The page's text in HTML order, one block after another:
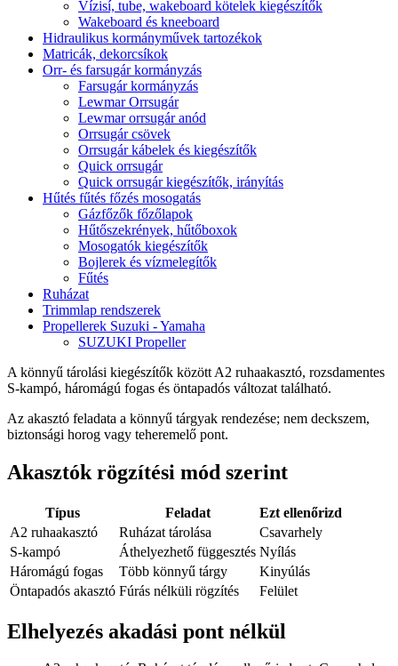
Vízisí, tube, wakeboard kötelek kiegészítők
Wakeboard és kneeboard
Hidraulikus kormányművek tartozékok
Matricák, dekorcsíkok
Orr- és farsugár kormányzás
Farsugár kormányzás
Lewmar Orrsugár
Lewmar orrsugár anód
Orrsugár csövek
Orrsugár kábelek és kiegészítők
Quick orrsugár
Quick orrsugár kiegészítők, irányítás
Hűtés fűtés főzés mosogatás
Gázfőzők főzőlapok
Hűtőszekrények, hűtőboxok
Mosogatók kiegészítők
Bojlerek és vízmelegítők
Fűtés
Ruházat
Trimmlap rendszerek
Propellerek Suzuki - Yamaha
SUZUKI Propeller
A könnyű tárolási kiegészítők között A2 ruhaakasztó, rozsdamentes
S-kampó, háromágú fogas és öntapadós változat található.
Az akasztó feladata a könnyű tárgyak rendezése; nem deckszem,
biztonsági horog vagy teheremelő pont.
Akasztók rögzítési mód szerint
Típus Feladat
Ezt ellenőrizd
A2 ruhaakasztó
Ruházat tárolása
Csavarhely
S-kampó
Áthelyezhető függesztés Nyílás
Háromágú fogas
Több könnyű tárgy
Kinyúlás
Öntapadós akasztó Fúrás nélküli rögzítés Felület
Elhelyezés akadási pont nélkül